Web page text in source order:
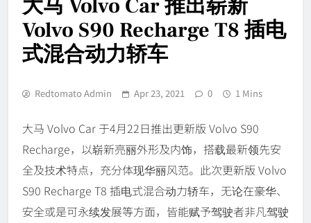
大马 Volvo Car 推出崭新
Volvo S90 Recharge T8 插电
式混合动力轿车
Redtomato Admin Apr 23, 2021 0 1 Mins
大马 Volvo Car 于4月22日推出更新版 Volvo S90
Recharge，以崭新亮丽外形及内饰，搭载最新领先安
全及技术特点，充分体现华丽风范。此次更新版 Volvo
S90 Recharge T8 插电式混合动力轿车，无论在豪华、
安全或是可永续发展等方面，皆能赋予驾驶者非凡驾驶